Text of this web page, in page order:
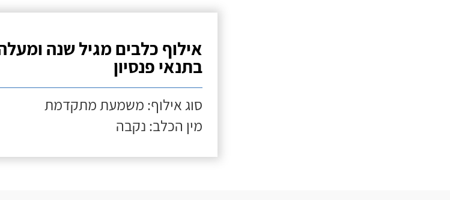
אילוף כלבים מגיל שנה
בתנאי פנסיון
סוג אילוף: משמעת מתקדמת
מין הכלב: נקבה